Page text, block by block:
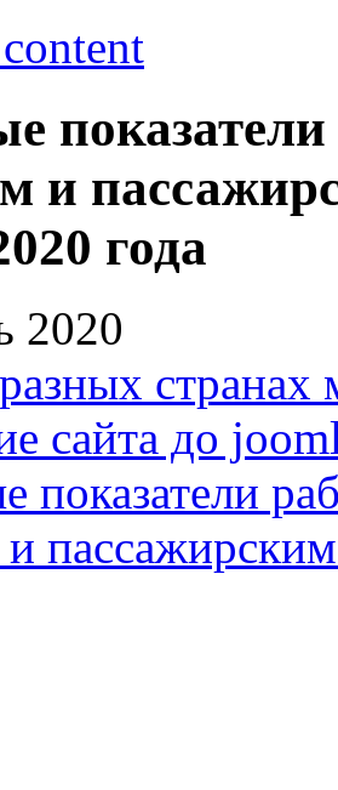
и
года
2020
странах
сайта до